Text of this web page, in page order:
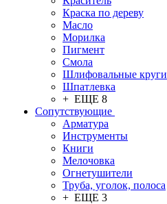
Краска по дереву
Масло
Морилка
Пигмент
Смола
Шлифовальные круги
Шпатлевка
+ ЕЩЕ 8
Сопутствующие
Арматура
Инструменты
Книги
Мелочовка
Огнетушители
Труба, уголок, полоса
+ ЕЩЕ 3